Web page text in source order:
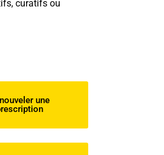
curatifs ou
une